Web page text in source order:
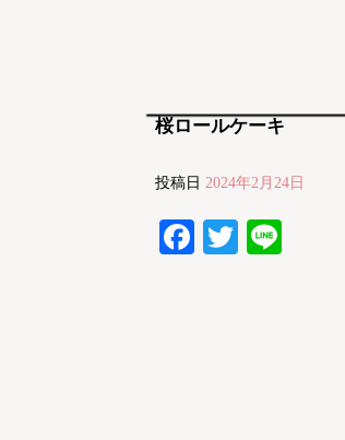
桜ロールケーキ
投稿日 2024年2月24日
Facebook
Twitter